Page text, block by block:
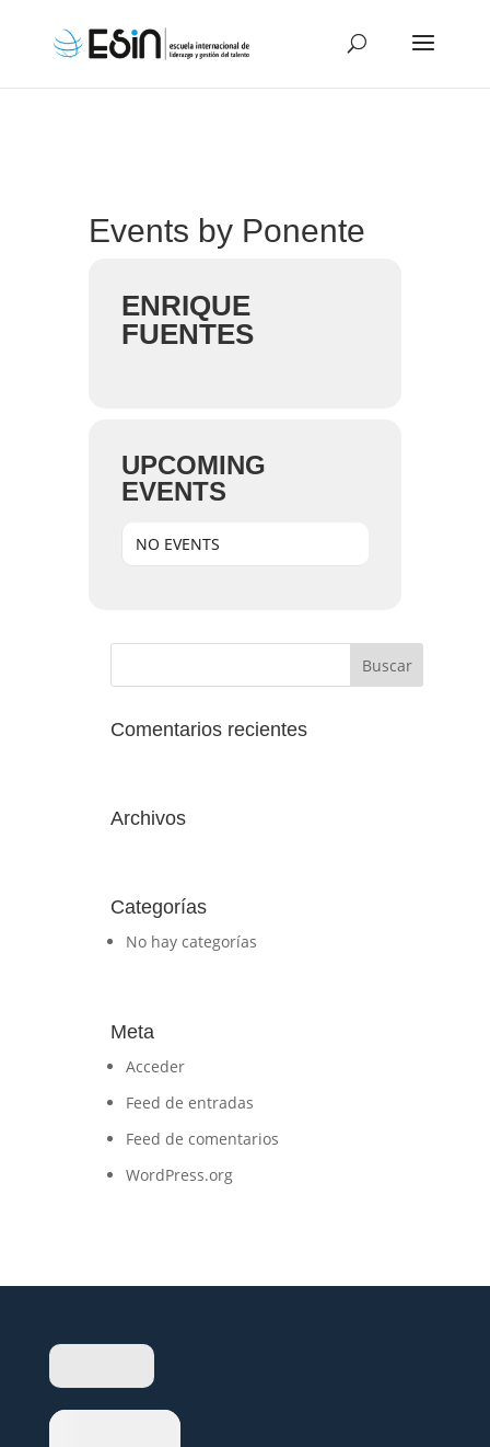
Events by Ponente
ENRIQUE
FUENTES
UPCOMING
EVENTS
NO EVENTS
Comentarios recientes
Archivos
Categorías
No hay categorías
Meta
Acceder
Feed de entradas
Feed de comentarios
WordPress.org